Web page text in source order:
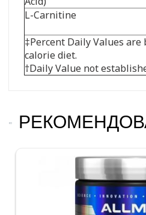
L-Carnitine
‡Percent Daily Values are
calorie diet.
†Daily Value not